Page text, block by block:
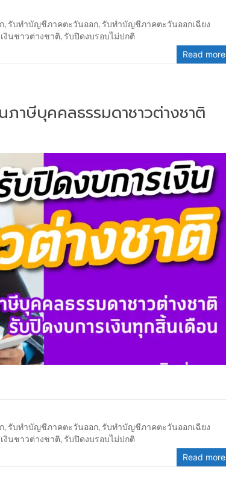
, รับทำบัญชีภาคตะวันออก, รับทำบัญชีภาคตะวันออกเฉียง
งินชาวต่างชาติ, รับปิดงบรอบไม่ปกติ
Read more
าษีบุคคลธรรมดาชาวต่างชาติ
, รับทำบัญชีภาคตะวันออก, รับทำบัญชีภาคตะวันออกเฉียง
งินชาวต่างชาติ, รับปิดงบรอบไม่ปกติ
Read more